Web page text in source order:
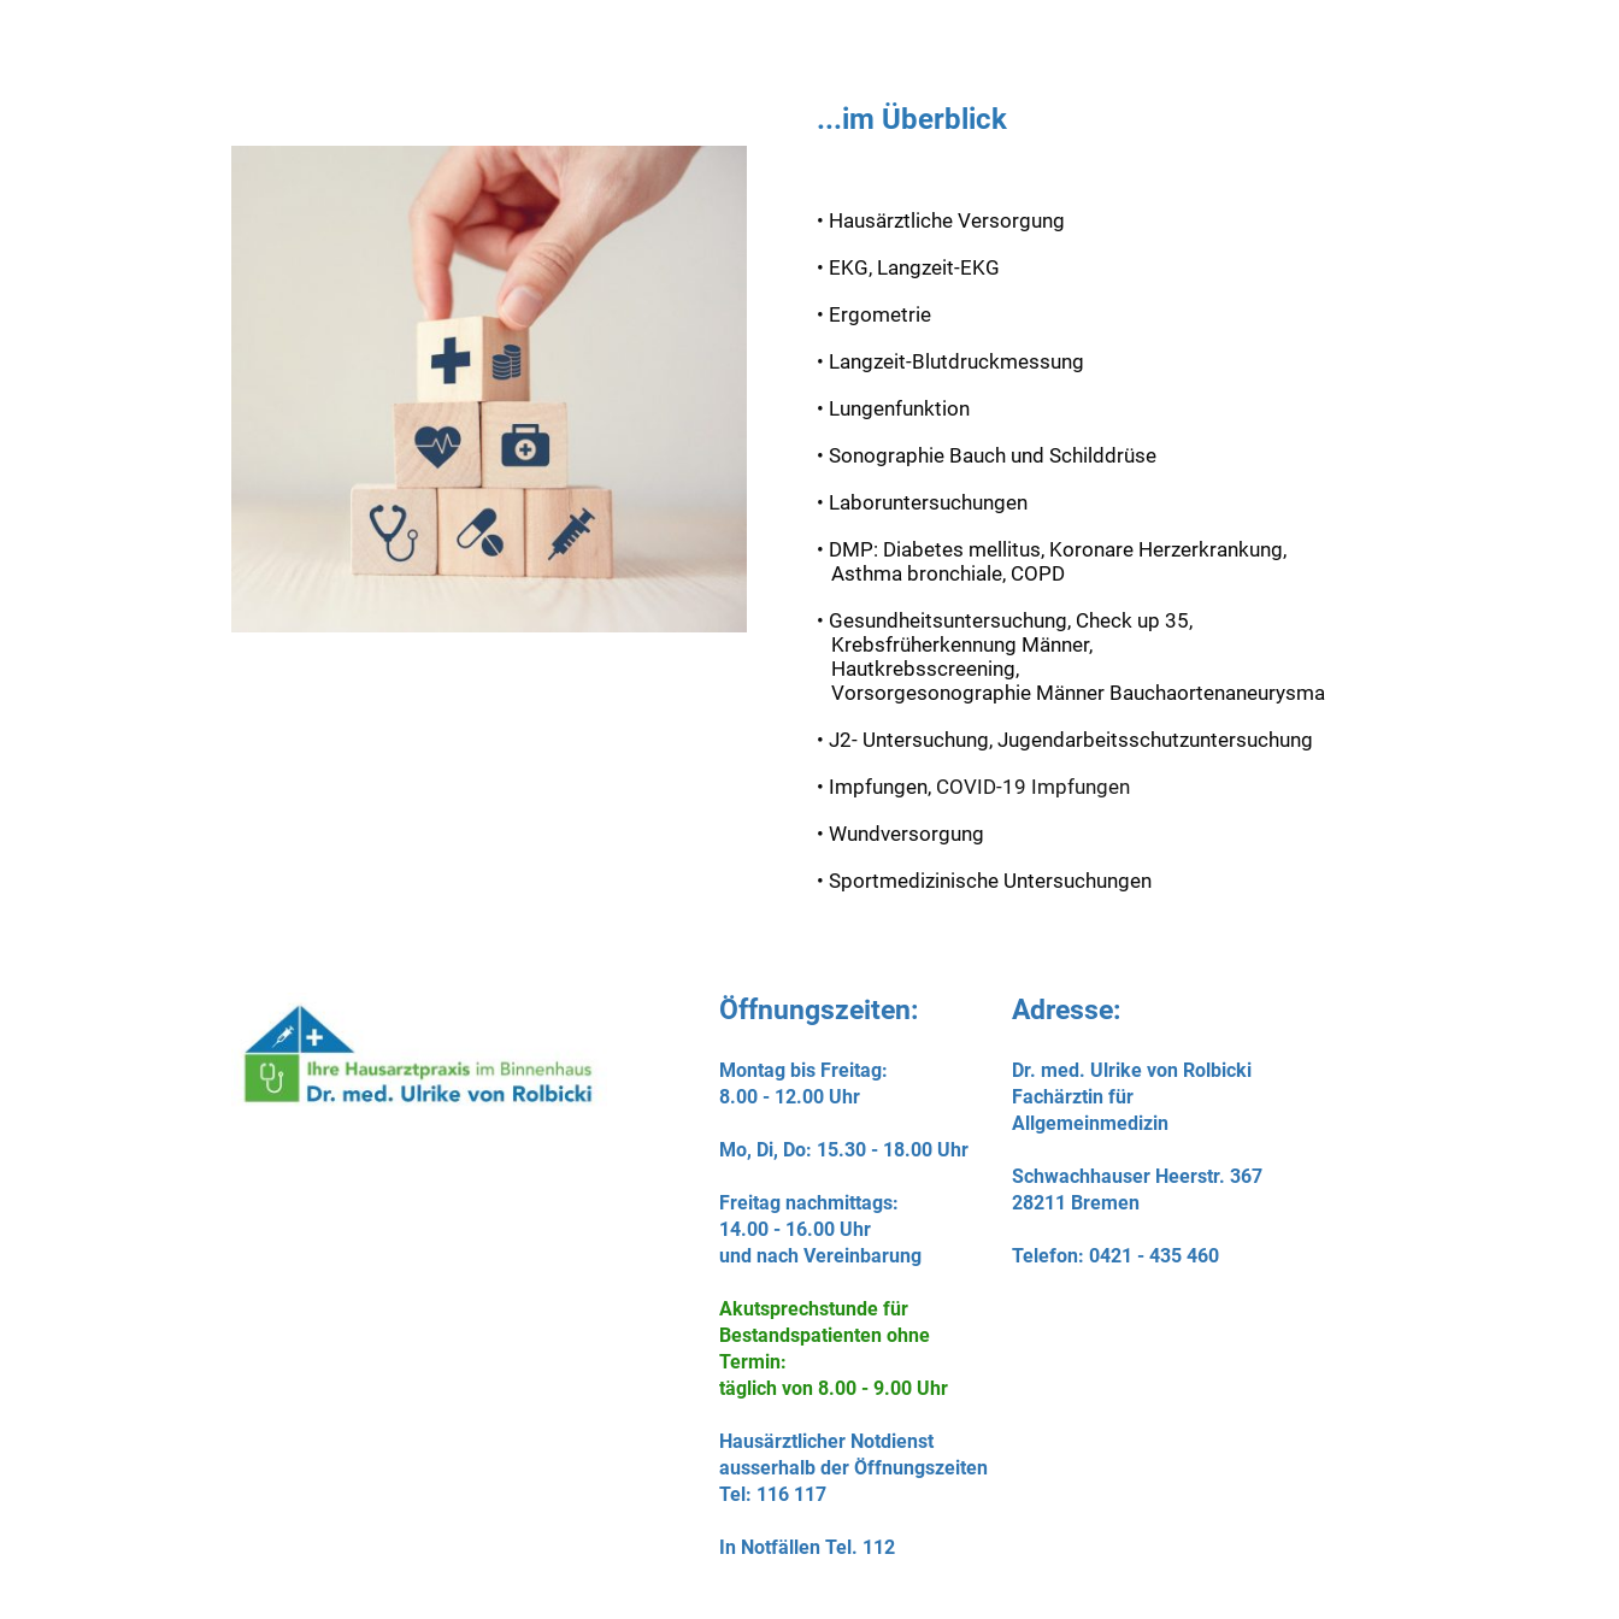
...im Überblick
• Hausärztliche Versorgung
• EKG, Langzeit-EKG
• Ergometrie
• Langzeit-Blutdruckmessung
• Lungenfunktion
• Sonographie Bauch und Schilddrüse
• Laboruntersuchungen
• DMP: Diabetes mellitus, Koronare Herzerkrankung,
Asthma bronchiale, COPD
• Gesundheitsuntersuchung, Check up 35,
Krebsfrüherkennung Männer,
Hautkrebsscreening,
Vorsorgesonographie Männer Bauchaortenaneurysma
• J2- Untersuchung, Jugendarbeitsschutzuntersuchung
• Impfungen, COVID-19 Impfungen
• Wundversorgung
• Sportmedizinische Untersuchungen
Öffnungszeiten:
Montag bis Freitag:
8.00 - 12.00 Uhr
Mo, Di, Do: 15.30 - 18.00 Uhr
Freitag nachmittags:
14.00 - 16.00 Uhr
und nach Vereinbarung
Akutsprechstunde für
Bestandspatienten ohne
Termin:
täglich von 8.00 - 9.00 Uhr
Hausärztlicher Notdienst
ausserhalb der Öffnungszeiten
Tel: 116 117
In Notfällen Tel. 112
Adresse:
Dr. med. Ulrike von Rolbicki
Fachärztin für
Allgemeinmedizin
Schwachhauser Heerstr. 367
28211 Bremen
Telefon: 0421 - 435 460